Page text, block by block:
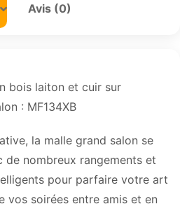
Avis (0)
bois laiton et cuir sur
: MF134XB
la malle grand salon se
de nombreux rangements et
pour parfaire votre art
vos soirées entre amis et en